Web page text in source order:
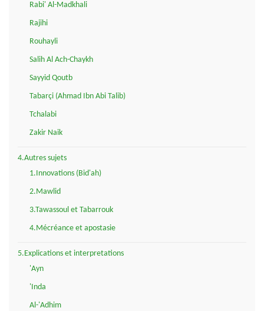
Rabi' Al-Madkhali
Rajihi
Rouhayli
Salih Al Ach-Chaykh
Sayyid Qoutb
Tabarçi (Ahmad Ibn Abi Talib)
Tchalabi
Zakir Naik
4.Autres sujets
1.Innovations (Bid'ah)
2.Mawlid
3.Tawassoul et Tabarrouk
4.Mécréance et apostasie
5.Explications et interpretations
'Ayn
'Inda
Al-'Adhim